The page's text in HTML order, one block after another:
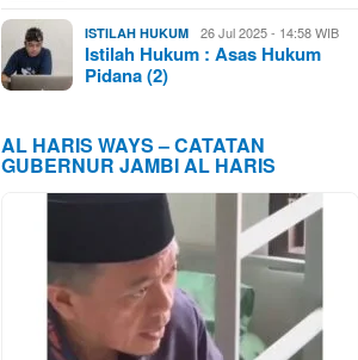
ISTILAH HUKUM 26 Jul 2025 - 14:58 WIB
Istilah Hukum : Asas Hukum
Pidana (2)
AL HARIS WAYS – CATATAN
GUBERNUR JAMBI AL HARIS